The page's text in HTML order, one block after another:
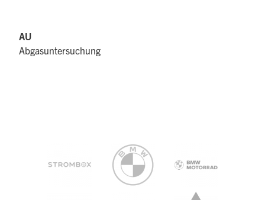
AU
Abgasuntersuchung